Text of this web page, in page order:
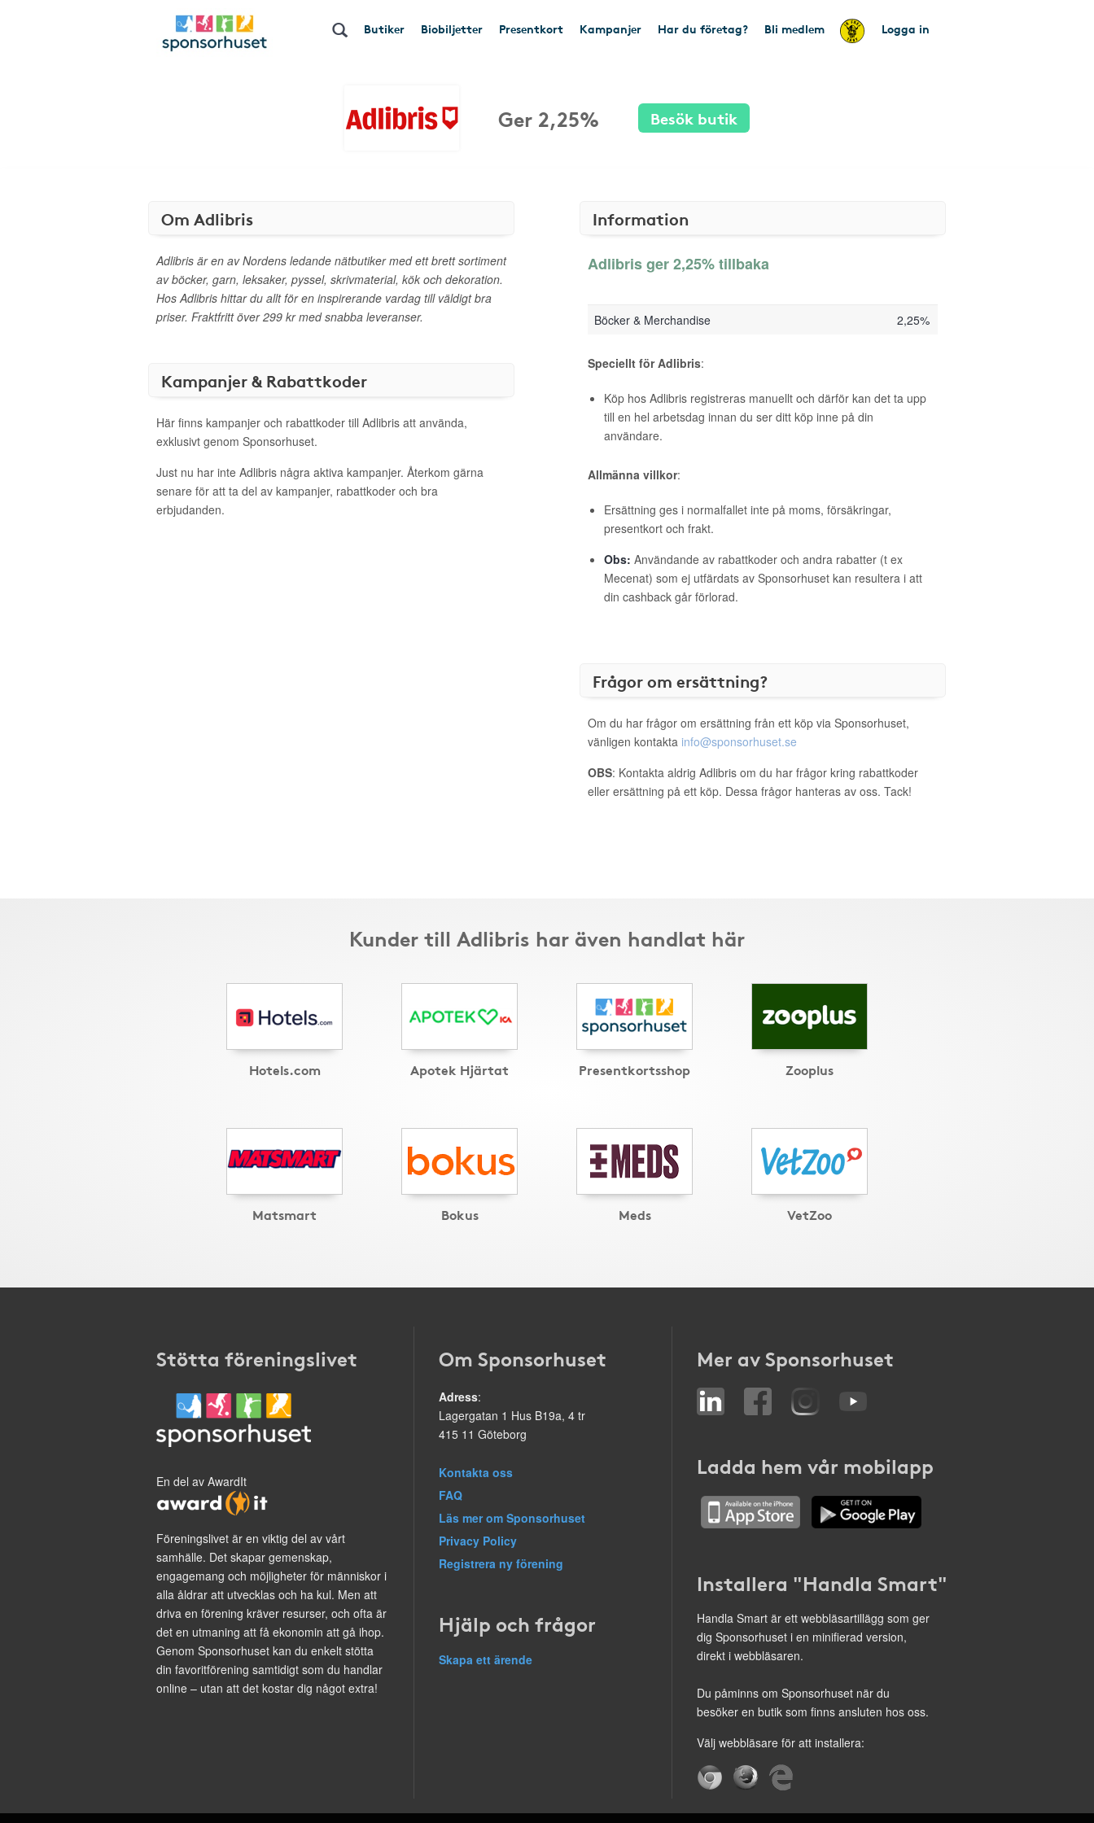
Butiker Biobiljetter Presentkort Kampanjer Har du företag? Bli medlem Logga in
Ger 2,25% Besök butik
Om Adlibris
Adlibris är en av Nordens ledande nätbutiker med ett brett sortiment
av böcker, garn, leksaker, pyssel, skrivmaterial, kök och dekoration.
Hos Adlibris hittar du allt för en inspirerande vardag till väldigt bra
priser. Fraktfritt över 299 kr med snabba leveranser.
Kampanjer & Rabattkoder
Här finns kampanjer och rabattkoder till Adlibris att använda,
exklusivt genom Sponsorhuset.
Just nu har inte Adlibris några aktiva kampanjer. Återkom gärna
senare för att ta del av kampanjer, rabattkoder och bra
erbjudanden.
Information
Adlibris ger 2,25% tillbaka
Böcker & Merchandise 2,25%
Speciellt för Adlibris:
Köp hos Adlibris registreras manuellt och därför kan det ta upp
till en hel arbetsdag innan du ser ditt köp inne på din
användare.
Allmänna villkor:
Ersättning ges i normalfallet inte på moms, försäkringar,
presentkort och frakt.
Obs: Användande av rabattkoder och andra rabatter (t ex
Mecenat) som ej utfärdats av Sponsorhuset kan resultera i att
din cashback går förlorad.
Frågor om ersättning?
Om du har frågor om ersättning från ett köp via Sponsorhuset,
vänligen kontakta info@sponsorhuset.se
OBS: Kontakta aldrig Adlibris om du har frågor kring rabattkoder
eller ersättning på ett köp. Dessa frågor hanteras av oss. Tack!
Kunder till Adlibris har även handlat här
Hotels.com Apotek Hjärtat Presentkortsshop Zooplus
Matsmart Bokus Meds VetZoo
Stötta föreningslivet
En del av AwardIt
Föreningslivet är en viktig del av vårt
samhälle. Det skapar gemenskap,
engagemang och möjligheter för människor i
alla åldrar att utvecklas och ha kul. Men att
driva en förening kräver resurser, och ofta är
det en utmaning att få ekonomin att gå ihop.
Genom Sponsorhuset kan du enkelt stötta
din favoritförening samtidigt som du handlar
online – utan att det kostar dig något extra!
Om Sponsorhuset
Adress:
Lagergatan 1 Hus B19a, 4 tr
415 11 Göteborg
Kontakta oss
FAQ
Läs mer om Sponsorhuset
Privacy Policy
Registrera ny förening
Hjälp och frågor
Skapa ett ärende
Mer av Sponsorhuset
Ladda hem vår mobilapp
Installera "Handla Smart"
Handla Smart är ett webbläsartillägg som ger
dig Sponsorhuset i en minifierad version,
direkt i webbläsaren.
Du påminns om Sponsorhuset när du
besöker en butik som finns ansluten hos oss.
Välj webbläsare för att installera: